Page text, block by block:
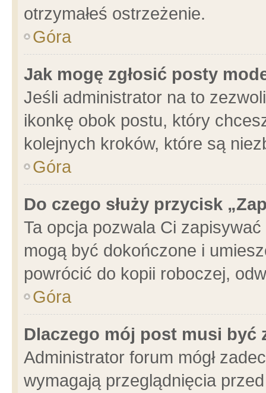
otrzymałeś ostrzeżenie.
Góra
Jak mogę zgłosić posty
Jeśli administrator na to
ikonkę obok postu, który
kolejnych kroków, które są
Góra
Do czego służy przycisk
Ta opcja pozwala Ci
mogą być dokończone i
powrócić do kopii roboczej,
Góra
Dlaczego mój post musi być
Administrator forum mógł
wymagają przeglądnięcia